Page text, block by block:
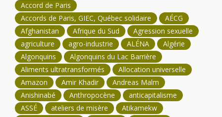
Accord de Paris
Accords de Paris, GIEC, Québec solidaire
AÉCG
Afghanistan
Afrique du Sud
Agression sexuelle
agriculture
agro-industrie ALÉNA
Algérie
Algonquins
Algonquins du Lac Barrière
Aliments ultratransformés
Allocation universelle
Amazon
Amir Khadir
Andreas Malm
Anishinabé
Anthropocène
anticapitalisme
ASSÉ
ateliers de misère
Atikamekw